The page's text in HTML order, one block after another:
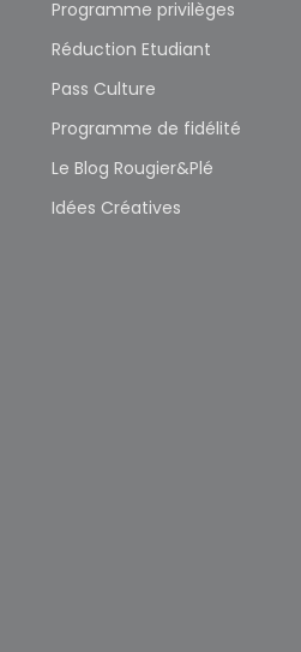
Programme privilèges
Réduction Etudiant
Pass Culture
Programme de fidélité
Le Blog Rougier&Plé
Idées Créatives